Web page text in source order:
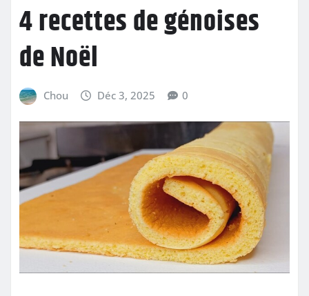
4 recettes de génoises
de Noël
Chou Déc 3, 2025 0